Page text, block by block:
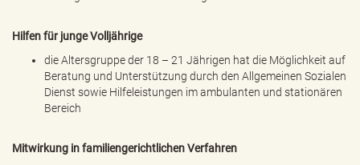
Hilfen für junge Volljährige
die Altersgruppe der 18 – 21 Jährigen hat die Möglichkeit auf
Beratung und Unterstützung durch den Allgemeinen Sozialen
Dienst sowie Hilfeleistungen im ambulanten und stationären
Bereich
Mitwirkung in familiengerichtlichen Verfahren